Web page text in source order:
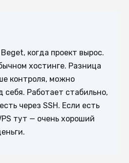
когда проект вырос.
хостинге. Разница
контроля, можно
себя. Работает стабильно,
через SSH. Если есть
тут — очень хороший